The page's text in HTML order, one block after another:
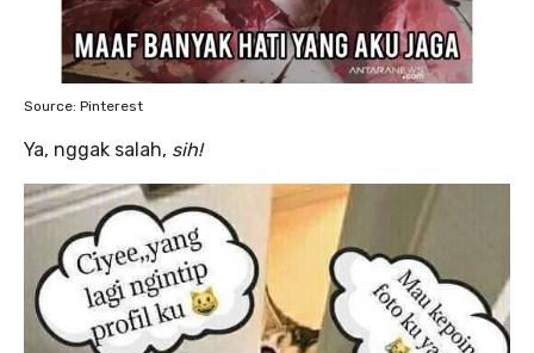
Source: Pinterest
Ya, nggak salah, sih!